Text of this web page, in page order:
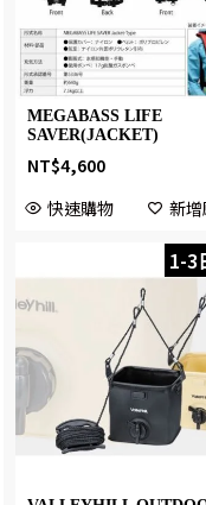
MEGABASS LIFE
SAVER(JACKET)
NT$4,600
快速購物
新
1-3